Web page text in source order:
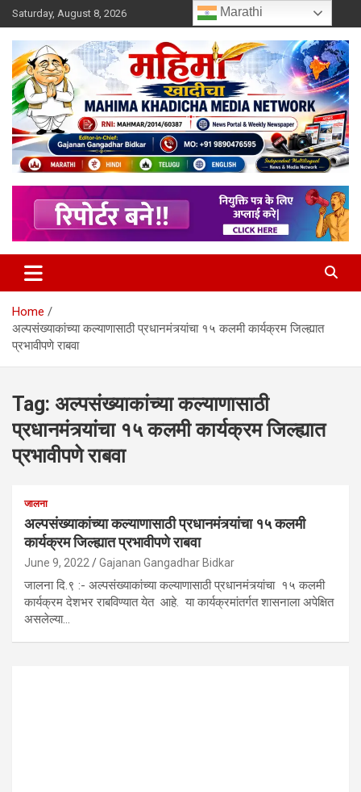
Skip
to
content
Saturday, August 8, 2026
Mahimakhadicha
Home
अल्पसंख्याकांच्या कल्याणासाठी प्रधानमंत्र्यांचा १५ कलमी कार्यक्रम जिल्ह्यात
प्रभावीपणे राबवा
Tag: अल्पसंख्याकांच्या कल्याणासाठी
प्रधानमंत्र्यांचा १५ कलमी कार्यक्रम जिल्ह्यात
प्रभावीपणे राबवा
जालना
अल्पसंख्याकांच्या कल्याणासाठी प्रधानमंत्र्यांचा १५ कलमी
कार्यक्रम जिल्ह्यात प्रभावीपणे राबवा
June 9, 2022 Gajanan Gangadhar Bidkar
जालना दि.९ :- अल्पसंख्याकांच्या कल्याणासाठी प्रधानमंत्र्यांचा १५ कलमी
कार्यक्रम देशभर राबविण्यात येत आहे. या कार्यक्रमांतर्गत शासनाला अपेक्षित
असलेल्या…
Marathi